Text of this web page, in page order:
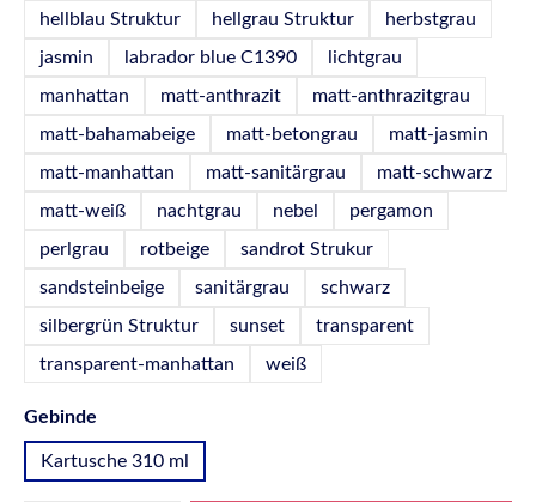
hellblau Struktur
hellgrau Struktur
herbstgrau
jasmin
labrador blue C1390
lichtgrau
manhattan
matt-anthrazit
matt-anthrazitgrau
matt-bahamabeige
matt-betongrau
matt-jasmin
matt-manhattan
matt-sanitärgrau
matt-schwarz
matt-weiß
nachtgrau nebel
pergamon
perlgrau
rotbeige
sandrot Strukur
sandsteinbeige
sanitärgrau
schwarz
silbergrün Struktur
sunset
transparent
transparent-manhattan
weiß
Gebinde
Kartusche 310 ml